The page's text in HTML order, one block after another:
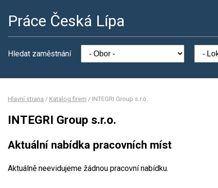
Práce Česká Lípa
Hledat zaměstnání
Hlavní strana / Katalog firem / INTEGRI Group s.r.o.
INTEGRI Group s.r.o.
Aktuální nabídka pracovních míst
Aktuálně neevidujeme žádnou pracovní nabídku.